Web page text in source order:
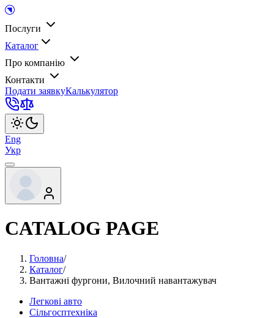
Послуги
Каталог
Про компанію
Контакти
Подати заявкуКалькулятор
Eng
Укр
CATALOG PAGE
Головна/
Каталог/
Вантажні фургони, Вилочний навантажувач
Легкові авто
Сільгосптехніка